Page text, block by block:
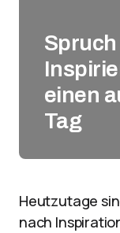
einen
Tag
Heutzutage
nach